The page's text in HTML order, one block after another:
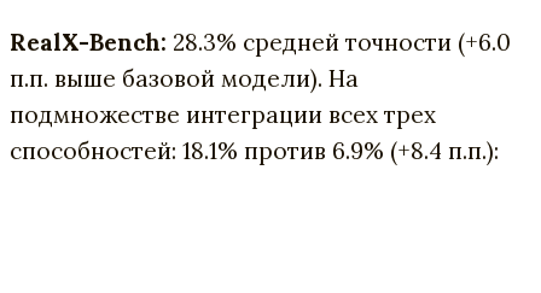
RealX-Bench: 28.3% средней точности (+6.0
п.п. выше базовой модели). На
подмножестве интеграции всех трех
способностей: 18.1% против 6.9% (+8.4 п.п.):